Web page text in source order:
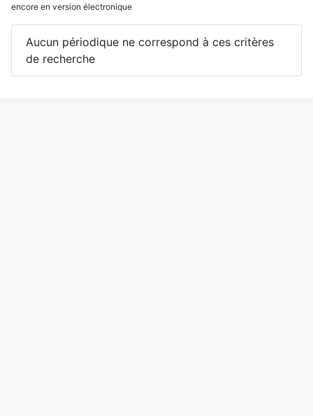
encore en version électronique
Aucun périodique ne correspond à ces critères
de recherche